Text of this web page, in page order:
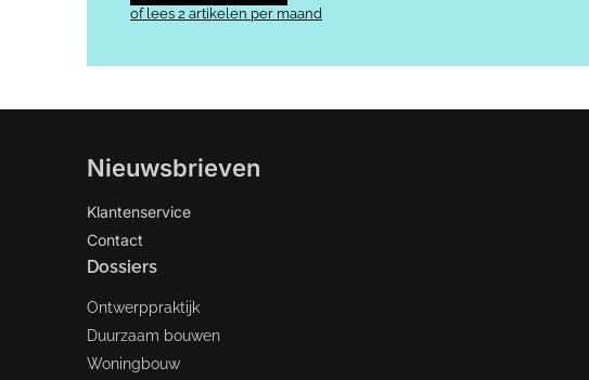
of lees 2 artikelen per maand
Nieuwsbrieven
Klantenservice
Contact
Dossiers
Ontwerppraktijk
Duurzaam bouwen
Woningbouw